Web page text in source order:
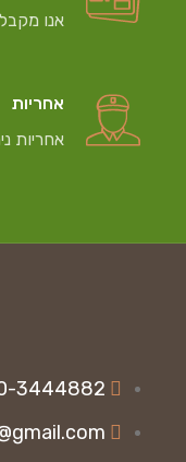
אנו
אחריות
אחריות
3444882